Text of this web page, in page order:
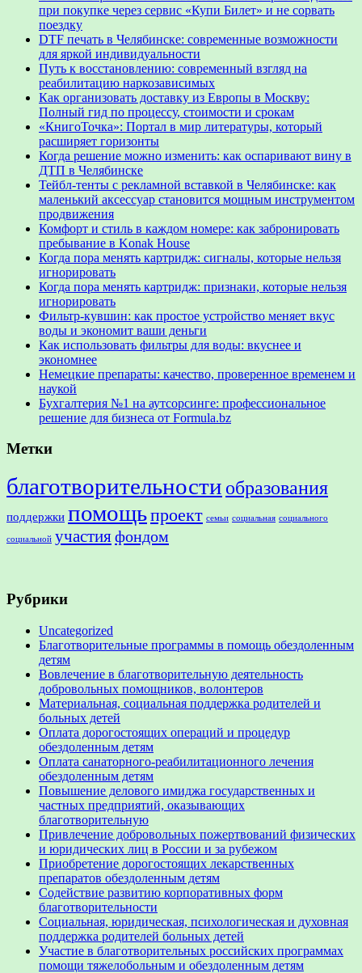
при покупке через сервис «Купи Билет» и не сорвать
поездку
DTF печать в Челябинске: современные возможности
для яркой индивидуальности
Путь к восстановлению: современный взгляд на
реабилитацию наркозависимых
Как организовать доставку из Европы в Москву:
Полный гид по процессу, стоимости и срокам
«КнигоТочка»: Портал в мир литературы, который
расширяет горизонты
Когда решение можно изменить: как оспаривают вину в
ДТП в Челябинске
Тейбл-тенты с рекламной вставкой в Челябинске: как
маленький аксессуар становится мощным инструментом
продвижения
Комфорт и стиль в каждом номере: как забронировать
пребывание в Konak House
Когда пора менять картридж: сигналы, которые нельзя
игнорировать
Когда пора менять картридж: признаки, которые нельзя
игнорировать
Фильтр-кувшин: как простое устройство меняет вкус
воды и экономит ваши деньги
Как использовать фильтры для воды: вкуснее и
экономнее
Немецкие препараты: качество, проверенное временем и
наукой
Бухгалтерия №1 на аутсорсинге: профессиональное
решение для бизнеса от Formula.bz
Метки
благотворительности образования
поддержки помощьпроект семьи социальная социального
социальной участияфондом
Рубрики
Uncategorized
Благотворительные программы в помощь обездоленным
детям
Вовлечение в благотворительную деятельность
добровольных помощников, волонтеров
Материальная, социальная поддержка родителей и
больных детей
Оплата дорогостоящих операций и процедур
обездоленным детям
Оплата санаторного-реабилитационного лечения
обездоленным детям
Повышение делового имиджа государственных и
частных предприятий, оказывающих
благотворительную
Привлечение добровольных пожертвований физических
и юридических лиц в России и за рубежом
Приобретение дорогостоящих лекарственных
препаратов обездоленным детям
Содействие развитию корпоративных форм
благотворительности
Социальная, юридическая, психологическая и духовная
поддержка родителей больных детей
Участие в благотворительных российских программах
помощи тяжелобольным и обездоленным детям